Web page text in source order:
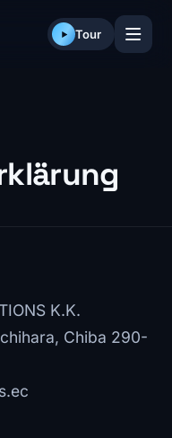
Tour
K.K.
Chiba 290-